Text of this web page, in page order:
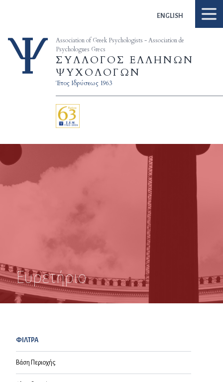
ENGLISH
Association of Greek Psychologists - Association de
Psychologues Grecs
ΣΥΛΛΟΓΟΣ ΕΛΛΗΝΩΝ
ΨΥΧΟΛΟΓΩΝ
Έτος Ιδρύσεως 1963
Ευρετήριο
ΦΙΛΤΡΑ
Βάση Περιοχής